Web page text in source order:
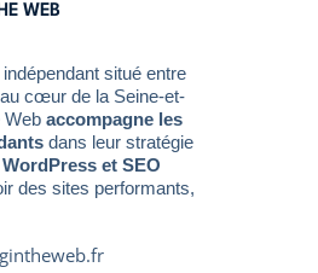
WEB
situé entre
cœur de la Seine-et-
Web accompagne les
dans leur stratégie
et SEO
des sites performants,